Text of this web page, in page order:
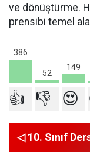
ve dönüştürme.
prensibi temel
386
52
149
👍 👎 😍
◁ 10. Sınıf